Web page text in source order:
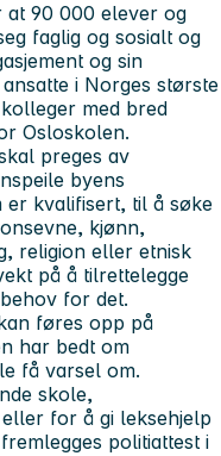
at 90 000 elever og
faglig og sosialt og
og sin
i Norges største
med bred
Osloskolen.
preges av
byens
kvalifisert, til å søke
kjønn,
religion eller etnisk
på å tilrettelegge
for det.
føres opp på
har bedt om
få varsel om.
skole,
for å gi leksehjelp
politiattest i